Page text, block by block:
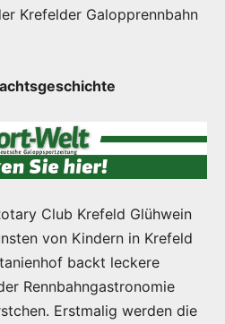
Krefelder Galopprennbahn
Club Krefeld Glühwein
von Kindern in Krefeld
backt leckere
Rennbahngastronomie
Erstmalig werden die